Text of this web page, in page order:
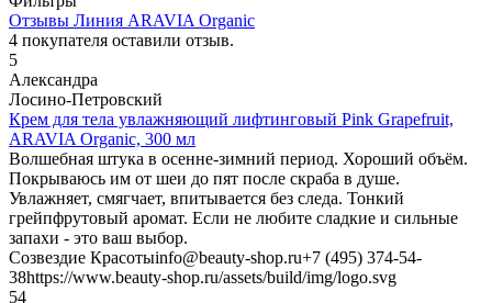
Отзывы Линия ARAVIA Organic
4 покупателя оставили отзыв.
5
Александра
Лосино-Петровский
Крем для тела увлажняющий лифтинговый Pink Grapefruit,
ARAVIA Organic, 300 мл
Волшебная штука в осенне-зимний период. Хороший объём.
Покрываюсь им от шеи до пят после скраба в душе.
Увлажняет, смягчает, впитывается без следа. Тонкий
грейпфрутовый аромат. Если не любите сладкие и сильные
запахи - это ваш выбор.
Созвездие Красотыinfo@beauty-shop.ru+7 (495) 374-54-
38https://www.beauty-shop.ru/assets/build/img/logo.svg
54